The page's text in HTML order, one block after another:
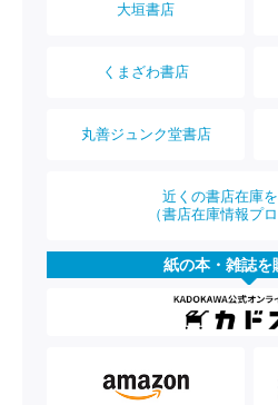
大垣書店
くまざわ書店
丸善ジュンク堂書店
近くの書店在庫
（書店在庫情報プ
紙の本・雑誌を